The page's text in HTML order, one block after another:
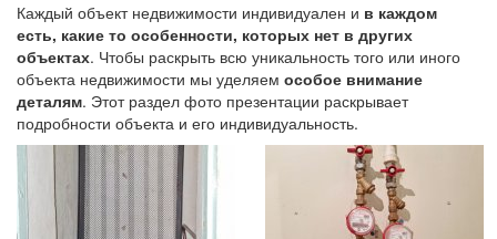
Каждый объект недвижимости индивидуален и в каждом
есть, какие то особенности, которых нет в других
объектах. Чтобы раскрыть всю уникальность того или иного
объекта недвижимости мы уделяем особое внимание
деталям. Этот раздел фото презентации раскрывает
подробности объекта и его индивидуальность.